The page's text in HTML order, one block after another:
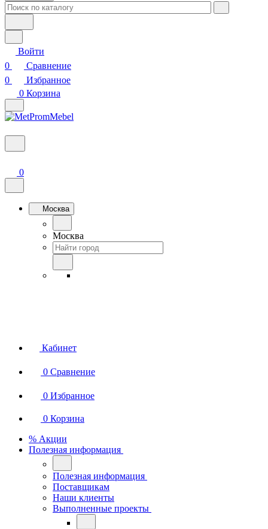
Войти
0
Сравнение
0
Избранное
0 Корзина
0
Москва
Москва
Кабинет
0 Сравнение
0 Избранное
0 Корзина
% Акции
Полезная информация
Полезная информация
Поставщикам
Наши клиенты
Выполненные проекты